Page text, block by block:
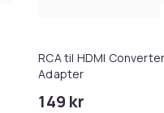
Lightning til SD/TF
RCA til HDMI
Adapter
149 kr